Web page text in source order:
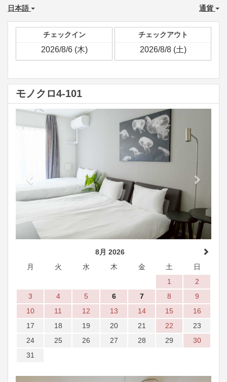
日本語 通貨
チェックイン チェックアウト
モノクロ4-101
Previous
8月 2026
月
火 水 木 金 土
日
1
2
3
4 5 6 7 8
9
10
11 12 13 14 15
16
17
18 19 20 21 22
23
24
25 26 27 28 29
30
31